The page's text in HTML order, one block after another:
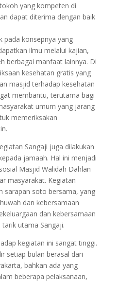
yang kompeten di
dapat diterima dengan baik
pada konsepnya yang
ilmu melalui kajian,
berbagai manfaat lainnya. Di
kesehatan gratis yang
masjid terhadap kesehatan
membantu, terutama bagi
umum yang jarang
memeriksakan
Sangaji juga dilakukan
jamaah. Hal ini menjadi
Masjid Walidah Dahlan
masyarakat. Kegiatan
sarapan soto bersama, yang
dan kebersamaan
dan kebersamaan
utama Sangaji.
kegiatan ini sangat tinggi.
setiap bulan berasal dari
bahkan ada yang
beberapa pelaksanaan,